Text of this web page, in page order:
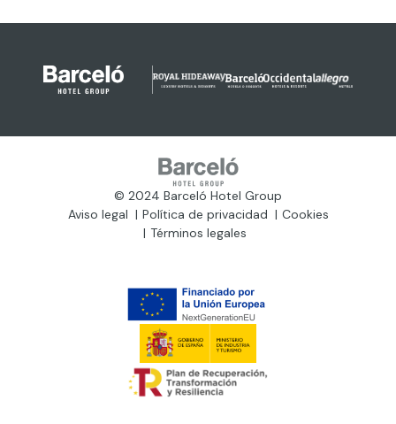
© 2024 Barceló Hotel Group
Aviso legal
Política de privacidad
Cookies
Términos legales